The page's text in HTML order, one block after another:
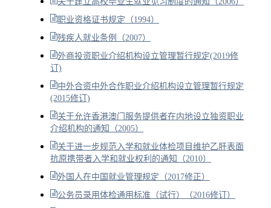
职业资格证书规定（1994）
残疾人就业条例（2007）
外商投资职业介绍机构设立管理暂行规定(2019修
订)
中外合资中外合作职业介绍机构设立管理暂行规定
(2015修订)
关于允许香港澳门服务提供者在内地设立独资职业
介绍机构的通知（2005）
关于进一步规范入学和就业体检项目维护乙肝表面
抗原携带者入学和就业权利的通知（2010）
外国人在中国就业管理规定（2017修正）
公务员录用体检通用标准（试行）（2016修订）